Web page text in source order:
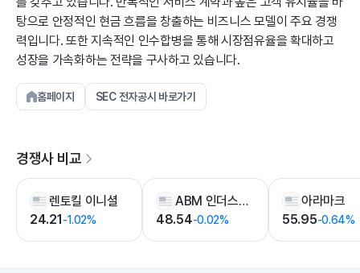
탕으로 안정적인 현금 흐름을 창출하는 비즈니스 모델이 주요 경쟁
력입니다. 또한 지속적인 인수합병을 통해 시장점유율을 확대하고
성장을 가속화하는 전략을 구사하고 있습니다.
홈페이지 SEC 전자공시 바로가기
경쟁사 비교
렌토킬 이니셜
24.21-1.02%
ABM 인더스트리즈
48.54-0.02%
아라마크
55.95-0.64%